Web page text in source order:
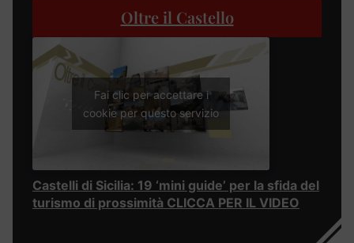
Oltre il Castello
Fai clic per accettare i
cookie per questo servizio
Castelli di Sicilia: 19 ‘mini guide’ per la sfida del
turismo di prossimità CLICCA PER IL VIDEO